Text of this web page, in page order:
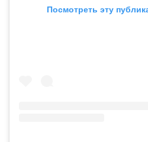
Посмотреть эту